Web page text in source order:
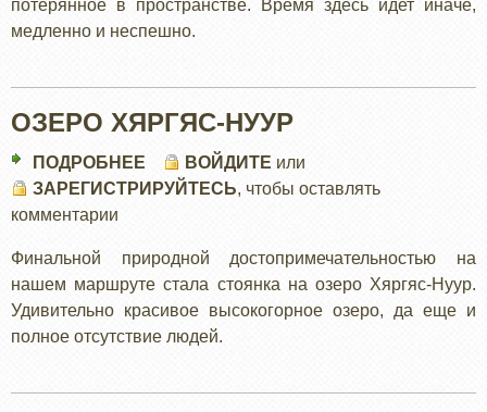
потерянное в пространстве. Время здесь идет иначе,
медленно и неспешно.
ОЗЕРО ХЯРГЯС-НУУР
ПОДРОБНЕЕ
ОЗЕРО
ВОЙДИТЕ или
ЗАРЕГИСТРИРУЙТЕСЬ, чтобы оставлять
комментарии
Финальной природной достопримечательностью на
нашем маршруте стала стоянка на озеро Хяргяс-Нуур.
Удивительно красивое высокогорное озеро, да еще и
полное отсутствие людей.